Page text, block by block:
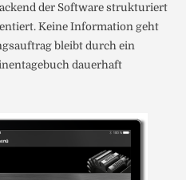
der Software strukturiert
Keine Information geht
bleibt durch ein
dauerhaft